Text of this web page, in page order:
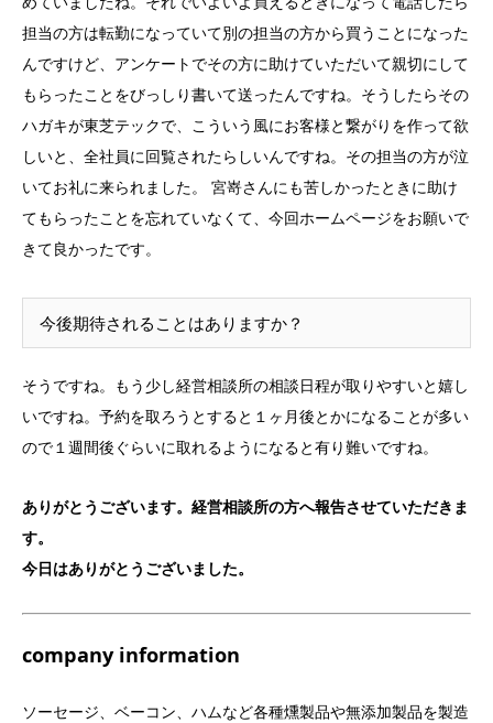
担当の方は転勤になっていて別の担当の方から買うことになった
んですけど、アンケートでその方に助けていただいて親切にして
もらったことをびっしり書いて送ったんですね。そうしたらその
ハガキが東芝テックで、こういう風にお客様と繋がりを作って欲
しいと、全社員に回覧されたらしいんですね。その担当の方が泣
いてお礼に来られました。 宮嵜さんにも苦しかったときに助け
てもらったことを忘れていなくて、今回ホームページをお願いで
きて良かったです。
今後期待されることはありますか？
そうですね。もう少し経営相談所の相談日程が取りやすいと嬉し
いですね。予約を取ろうとすると１ヶ月後とかになることが多い
ので１週間後ぐらいに取れるようになると有り難いですね。
ありがとうございます。経営相談所の方へ報告させていただきま
す。
今日はありがとうございました。
company information
ソーセージ、ベーコン、ハムなど各種燻製品や無添加製品を製造